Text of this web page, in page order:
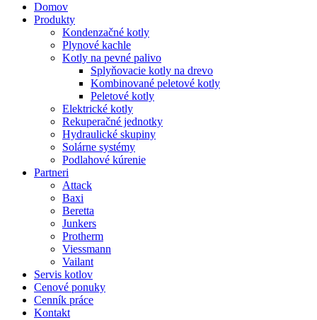
Domov
Produkty
Kondenzačné kotly
Plynové kachle
Kotly na pevné palivo
Splyňovacie kotly na drevo
Kombinované peletové kotly
Peletové kotly
Elektrické kotly
Rekuperačné jednotky
Hydraulické skupiny
Solárne systémy
Podlahové kúrenie
Partneri
Attack
Baxi
Beretta
Junkers
Protherm
Viessmann
Vailant
Servis kotlov
Cenové ponuky
Cenník práce
Kontakt